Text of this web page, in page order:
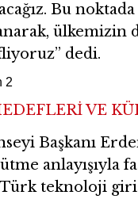
Bu
dedi.
VE
Başkanı
anlayışıyla
Türk teknoloji